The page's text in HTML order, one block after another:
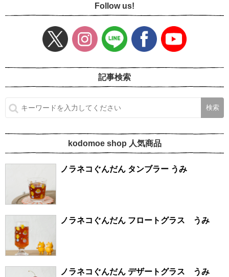
Follow us!
記事検索
kodomoe shop 人気商品
ノラネコぐんだん タンブラー うみ
ノラネコぐんだん フロートグラス うみ
ノラネコぐんだん デザートグラス うみ